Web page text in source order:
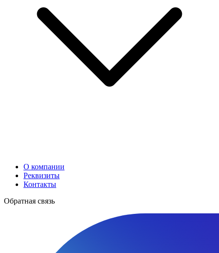
О компании
Реквизиты
Контакты
Обратная связь